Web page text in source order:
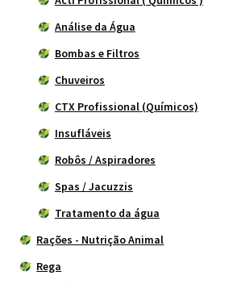
Análise da Água
Bombas e Filtros
Chuveiros
CTX Profissional (Químicos)
Insufláveis
Robôs / Aspiradores
Spas / Jacuzzis
Tratamento da água
Rações - Nutrição Animal
Rega